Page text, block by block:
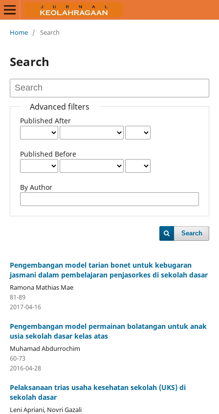
Home / Search
Search
Advanced filters
Published After
Published Before
By Author
Search
Pengembangan model tarian bonet untuk kebugaran
jasmani dalam pembelajaran penjasorkes di sekolah dasar
Ramona Mathias Mae
81-89
2017-04-16
Pengembangan model permainan bolatangan untuk anak
usia sekolah dasar kelas atas
Muhamad Abdurrochim
60-73
2016-04-28
Pelaksanaan trias usaha kesehatan sekolah (UKS) di
sekolah dasar
Leni Apriani, Novri Gazali